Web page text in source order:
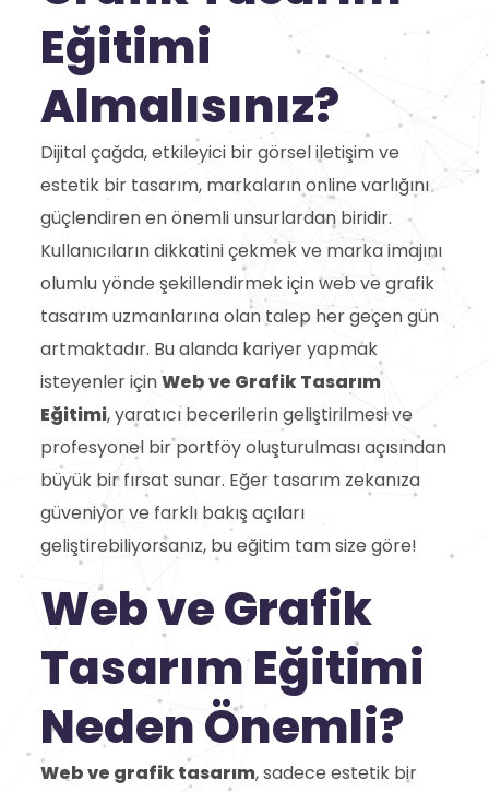
Eğitimi
Almalısınız?
Dijital çağda, etkileyici bir görsel iletişim ve
estetik bir tasarım, markaların online varlığını
güçlendiren en önemli unsurlardan biridir.
Kullanıcıların dikkatini çekmek ve marka imajını
olumlu yönde şekillendirmek için web ve grafik
tasarım uzmanlarına olan talep her geçen gün
artmaktadır. Bu alanda kariyer yapmak
isteyenler içinWeb ve Grafik Tasarım
Eğitimi, yaratıcı becerilerin geliştirilmesi ve
profesyonel bir portföy oluşturulması açısından
büyük bir fırsat sunar. Eğer tasarım zekanıza
güveniyor ve farklı bakış açıları
geliştirebiliyorsanız, bu eğitim tam size göre!
Web ve Grafik
Tasarım Eğitimi
Neden Önemli?
Web ve grafik tasarım, sadece estetik bir